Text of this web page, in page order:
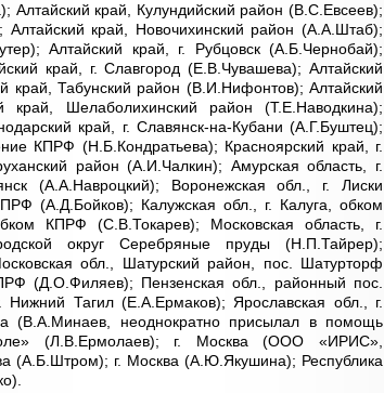
Алтайский край, Кулундийский район (В.С.Евсеев);
край, Новочихинский район (А.А.Штаб);
Алтайский край, г. Рубцовск (А.Б.Чернобай);
край, г. Славгород (Е.В.Чувашева); Алтайский
край, Табунский район (В.И.Нифонтов); Алтайский
Шелаболихинский район (Т.Е.Наводкина);
край, г. Славянск-на-Кубани (А.Г.Буштец);
КПРФ (Н.Б.Кондратьева); Красноярский край, г.
район (А.И.Чалкин); Амурская область, г.
(А.А.Навроцкий); Воронежская обл., г. Лиски
(А.Д.Бойков); Калужская обл., г. Калуга, обком
КПРФ (С.В.Токарев); Московская область, г.
округ Серебряные пруды (Н.П.Тайрер);
обл., Шатурский район, пос. Шатурторф
(Д.О.Филяев); Пензенская обл., районный пос.
Тагил (Е.А.Ермаков); Ярославская обл., г.
(В.А.Минаев, неоднократно присылал в помощь
(Л.В.Ермолаев); г. Москва (ООО «ИРИС»,
(А.Б.Штром); г. Москва (А.Ю.Якушина); Республика